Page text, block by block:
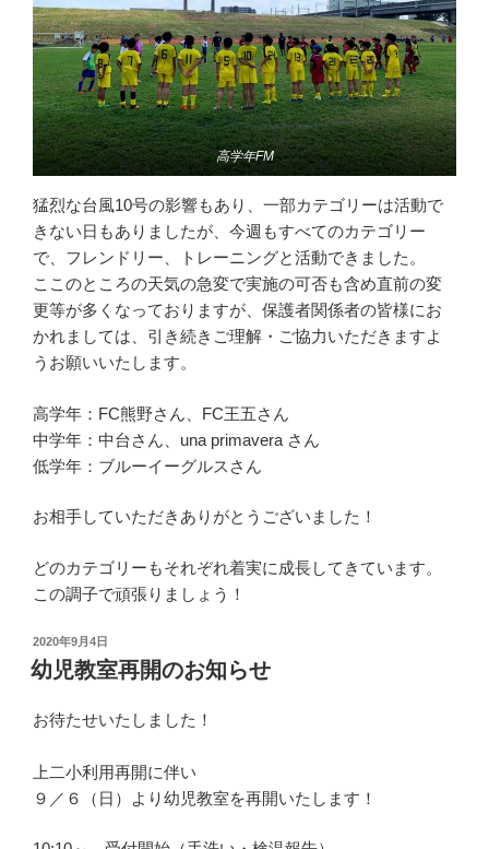
高学年FM
猛烈な台風10号の影響もあり、一部カテゴリーは活動で
きない日もありましたが、今週もすべてのカテゴリー
で、フレンドリー、トレーニングと活動できました。
ここのところの天気の急変で実施の可否も含め直前の変
更等が多くなっておりますが、保護者関係者の皆様にお
かれましては、引き続きご理解・ご協力いただきますよ
うお願いいたします。
高学年：FC熊野さん、FC王五さん
中学年：中台さん、una primavera さん
低学年：ブルーイーグルスさん
お相手していただきありがとうございました！
どのカテゴリーもそれぞれ着実に成長してきています。
この調子で頑張りましょう！
投
稿
日:
2020年9月4日
幼児教室再開のお知らせ
お待たせいたしました！
上二小利用再開に伴い
９／６（日）より幼児教室を再開いたします！